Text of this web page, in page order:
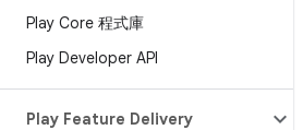
Play Core 程式庫
Play Developer API
Play Feature Delivery